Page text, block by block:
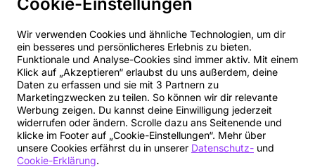
Wir verwenden Cookies und ähnliche Technologien, um dir
ein besseres und persönlicheres Erlebnis zu bieten.
Funktionale und Analyse-Cookies sind immer aktiv. Mit einem
Klick auf „Akzeptieren“ erlaubst du uns außerdem, deine
Daten zu erfassen und sie mit 3 Partnern zu
Marketingzwecken zu teilen. So können wir dir relevante
Werbung zeigen. Du kannst deine Einwilligung jederzeit
widerrufen oder ändern. Scrolle dazu ans Seitenende und
klicke im Footer auf „Cookie-Einstellungen“. Mehr über
unsere Cookies erfährst du in unserer Datenschutz- und
Cookie-Erklärung.